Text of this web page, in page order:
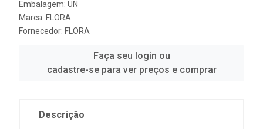
Embalagem: UN
Marca: FLORA
Fornecedor: FLORA
Faça seu login ou
cadastre-se para ver preços e comprar
Descrição